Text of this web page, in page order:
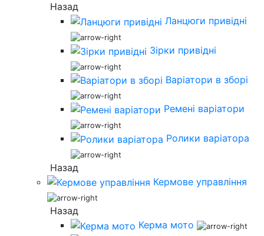
Назад
Ланцюги привідні
Зірки привідні
Варіатори в зборі
Ремені варіатори
Ролики варіатора
Назад
Кермове управління
Назад
Керма мото